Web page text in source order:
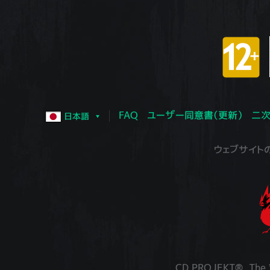
日本語 FAQ ユーザー同意書（更新） 二
ウェブサイ